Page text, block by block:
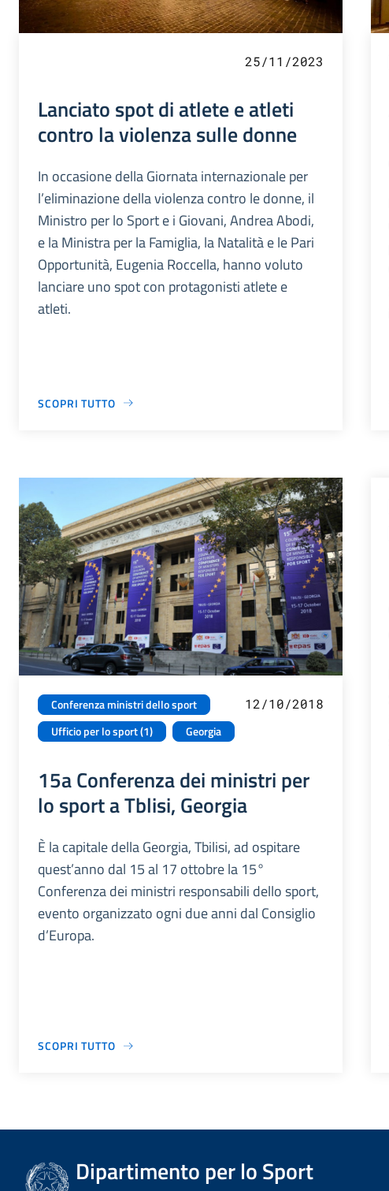
25/11/2023
Lanciato spot di atlete e atleti
contro la violenza sulle donne
In occasione della Giornata internazionale per
l’eliminazione della violenza contro le donne, il
Ministro per lo Sport e i Giovani, Andrea Abodi,
e la Ministra per la Famiglia, la Natalità e le Pari
Opportunità, Eugenia Roccella, hanno voluto
lanciare uno spot con protagonisti atlete e
atleti.
SCOPRI TUTTO
Conferenza ministri dello sport
Ufficio per lo sport (1)
Georgia
12/10/2018
15a Conferenza dei ministri per
lo sport a Tblisi, Georgia
È la capitale della Georgia, Tbilisi, ad ospitare
quest’anno dal 15 al 17 ottobre la 15°
Conferenza dei ministri responsabili dello sport,
evento organizzato ogni due anni dal Consiglio
d’Europa.
SCOPRI TUTTO
Dipartimento per lo Sport